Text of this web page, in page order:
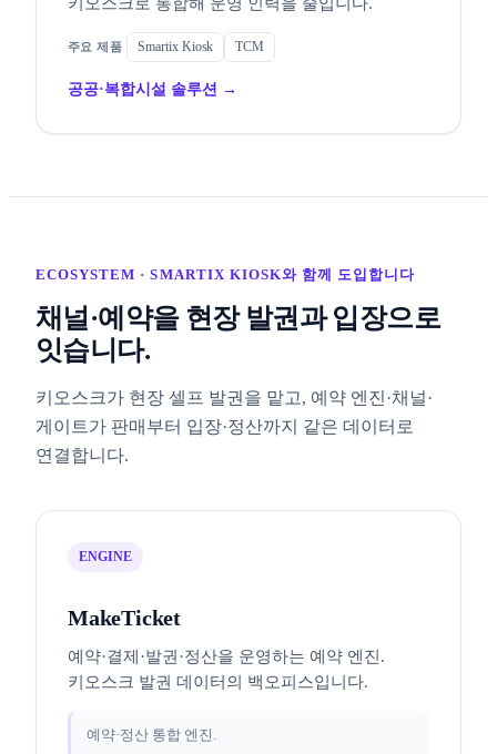
Smartix Kiosk TCM
공공·복합시설 솔루션 →
ECOSYSTEM · SMARTIX KIOSK와 함께 도입합니다
채널·예약을 현장 발권과 입장으로
잇습니다.
키오스크가 현장 셀프 발권을 맡고, 예약 엔진·채널·
게이트가 판매부터 입장·정산까지 같은 데이터로
연결합니다.
ENGINE
MakeTicket
예약·결제·발권·정산을 운영하는 예약 엔진.
키오스크 발권 데이터의 백오피스입니다.
예약·정산 통합 엔진.